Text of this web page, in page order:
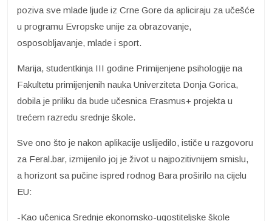
poziva sve mlade ljude iz Crne Gore da apliciraju za učešće
u programu Evropske unije za obrazovanje,
osposobljavanje, mlade i sport.
Marija, studentkinja III godine Primijenjene psihologije na
Fakultetu primijenjenih nauka Univerziteta Donja Gorica,
dobila je priliku da bude učesnica Erasmus+ projekta u
trećem razredu srednje škole.
Sve ono što je nakon aplikacije uslijedilo, ističe u razgovoru
za Feral.bar, izmijenilo joj je život u najpozitivnijem smislu,
a horizont sa pučine ispred rodnog Bara proširilo na cijelu
EU:
-Kao učenica Srednje ekonomsko-ugostiteljske škole